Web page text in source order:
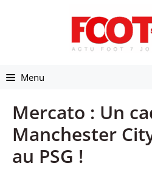
Menu
Mercato : Un
Manchester
au PSG !